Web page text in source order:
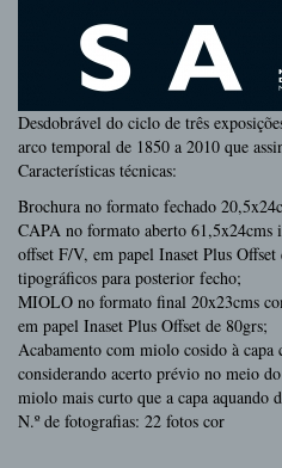
Desdobrável do ciclo de três
arco temporal de 1850 a 2010 que
Características técnicas:
Brochura no formato fechado
CAPA no formato aberto 61,5x24cms
offset F/V, em papel Inaset Plus
tipográficos para posterior fecho;
MIOLO no formato final 20x23cms
em papel Inaset Plus Offset de 80grs;
Acabamento com miolo cosido à capa
considerando acerto prévio no meio
miolo mais curto que a capa aquando
N.º de fotografias: 22 fotos cor